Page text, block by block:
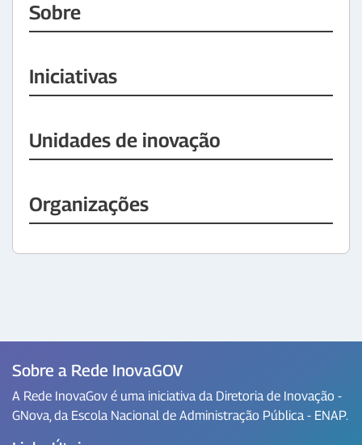
Sobre
Iniciativas
Unidades de inovação
Organizações
Sobre a Rede InovaGOV
A Rede InovaGov é uma iniciativa da Diretoria de Inovação -
GNova, da Escola Nacional de Administração Pública - ENAP.